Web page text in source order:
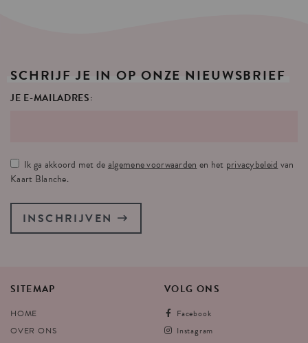
SCHRIJF JE IN OP ONZE NIEUWSBRIEF
JE E-MAILADRES:
Ik ga akkoord met dealgemene voorwaarden en het privacybeleid van
Kaart Blanche.
INSCHRIJVEN
SITEMAP
HOME
OVER ONS
VOLG ONS
Facebook
Instagram